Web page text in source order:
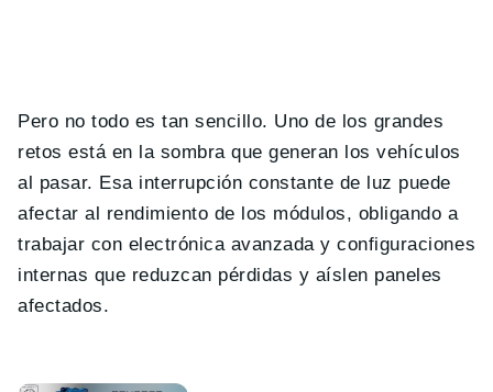
Pero no todo es tan sencillo. Uno de los grandes
retos está en la sombra que generan los vehículos
al pasar. Esa interrupción constante de luz puede
afectar al rendimiento de los módulos, obligando a
trabajar con electrónica avanzada y configuraciones
internas que reduzcan pérdidas y aíslen paneles
afectados.